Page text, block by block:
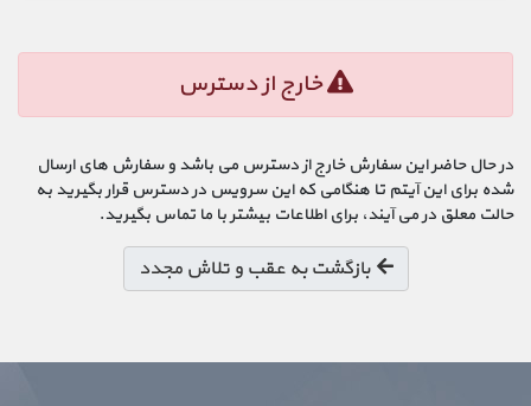
خارج از دسترس
در حال حاضر این سفارش خارج از دسترس می باشد و سفارش های ارسال
شده برای این آیتم تا هنگامی که این سرویس در دسترس قرار بگیرید به
حالت معلق در می آیند، برای اطلاعات بیشتر با ما تماس بگیرید.
بازگشت به عقب و تلاش مجدد